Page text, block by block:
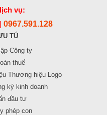
vụ:
| 0967.591.128
TÚ
Công ty
thuế
Thương hiệu Logo
ký kinh doanh
đầu tư
phép con